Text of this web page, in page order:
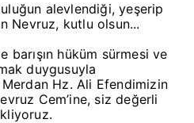
alevlendiği, yeşerip
Nevruz, kutlu olsun...
hüküm sürmesi ve
duygusuyla
Hz. Ali Efendimizin
Cem’ine, siz değerli